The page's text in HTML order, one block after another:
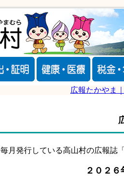
広報たかやま
毎月発行している高山村の広報誌
２０２